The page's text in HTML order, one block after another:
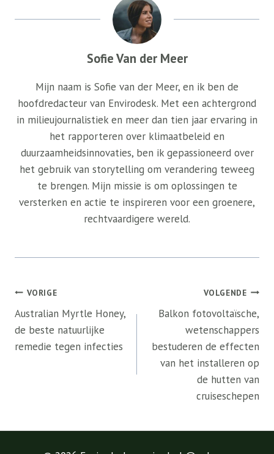
Sofie Van der Meer
Mijn naam is Sofie van der Meer, en ik ben de
hoofdredacteur van Envirodesk. Met een achtergrond
in milieujournalistiek en meer dan tien jaar ervaring in
het rapporteren over klimaatbeleid en
duurzaamheidsinnovaties, ben ik gepassioneerd over
het gebruik van storytelling om verandering teweeg
te brengen. Mijn missie is om oplossingen te
versterken en actie te inspireren voor een groenere,
rechtvaardigere wereld.
Bericht
navigatie
VORIGE
Australian Myrtle Honey,
de beste natuurlijke
remedie tegen infecties
VOLGENDE
Balkon fotovoltaïsche,
wetenschappers
bestuderen de effecten
van het installeren op
de hutten van
cruiseschepen